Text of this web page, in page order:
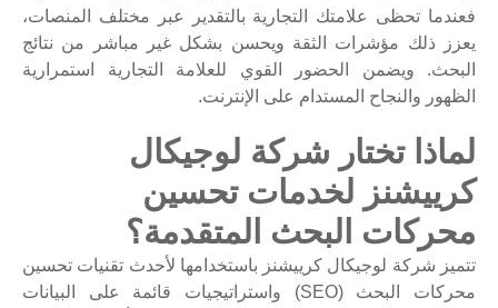
فعندما تحظى علامتك التجارية بالتقدير عبر مختلف المنصات،
يعزز ذلك مؤشرات الثقة ويحسن بشكل غير مباشر من نتائج
البحث. ويضمن الحضور القوي للعلامة التجارية استمرارية
الظهور والنجاح المستدام على الإنترنت.
لماذا تختار شركة لوجيكال
كرييشنز لخدمات تحسين
محركات البحث المتقدمة؟
تتميز شركة لوجيكال كرييشنز باستخدامها لأحدث تقنيات تحسين
محركات البحث (SEO) واستراتيجيات قائمة على البيانات